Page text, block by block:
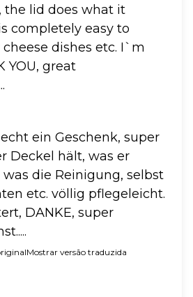
the lid does what it
completely easy to
dishes etc. I`m
YOU, great
ein Geschenk, super
Deckel hält, was er
die Reinigung, selbst
etc. völlig pflegeleicht.
DANKE, super
Mostrar versão traduzida